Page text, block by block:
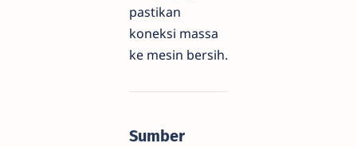
pastikan
koneksi massa
ke mesin bersih.
Sumber